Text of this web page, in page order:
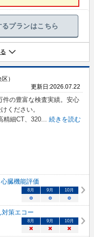
プランはこちら
）
更新日:2026.07.22
件の豊富な検査実績。安心
ください。
精細CT、320... 続きを読む
臓機能評価
8月 9月 10月
○ ○ ○
策エコー
8月 9月 10月
× × ×